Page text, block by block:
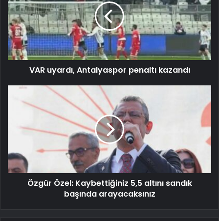
VAR uyardı, Antalyaspor penaltı kazandı
Özgür Özel: Kaybettiğiniz 5,5 altını sandık
başında arayacaksınız